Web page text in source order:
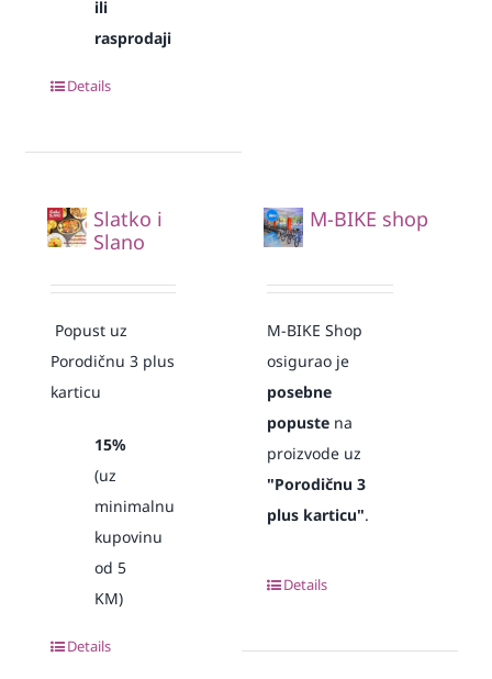
ili
rasprodaji
Details
Slatko i
Slano
Popust uz
Porodičnu 3 plus
karticu
15%
(uz
minimalnu
kupovinu
od 5
KM)
Details
M-BIKE shop
M-BIKE Shop
osigurao je
posebne
popuste na
proizvode uz
"Porodičnu 3
plus karticu".
Details